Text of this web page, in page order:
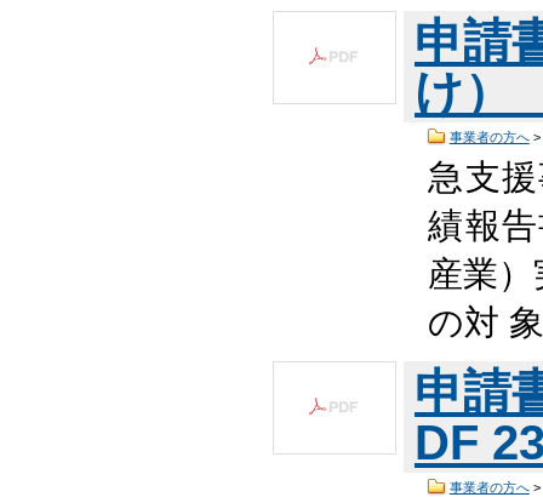
申請
け）
事業者の方へ>
急支
績報
産業
の対
申請
DF
事業者の方へ>